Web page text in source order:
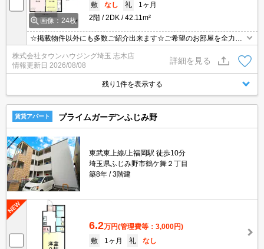
画像：24枚
敷
なし 礼
1ヶ月
2階
2DK 42.11m²
☆掲載物件以外にも多数ご紹介出来ます☆ご希望のお部屋を全力で
お探しさせて頂きます♪
株式会社タウンハウジング埼玉 志木店
情報更新日 2026/08/08
詳細を見る
残り1件を表示する
賃貸アパート プライムガーデンふじみ野
東武東上線/上福岡駅 徒歩10分
埼玉県ふじみ野市鶴ケ舞２丁目
築8年
3階建
6.2万円(管理費等：3,000円)
敷
1ヶ月 礼
なし